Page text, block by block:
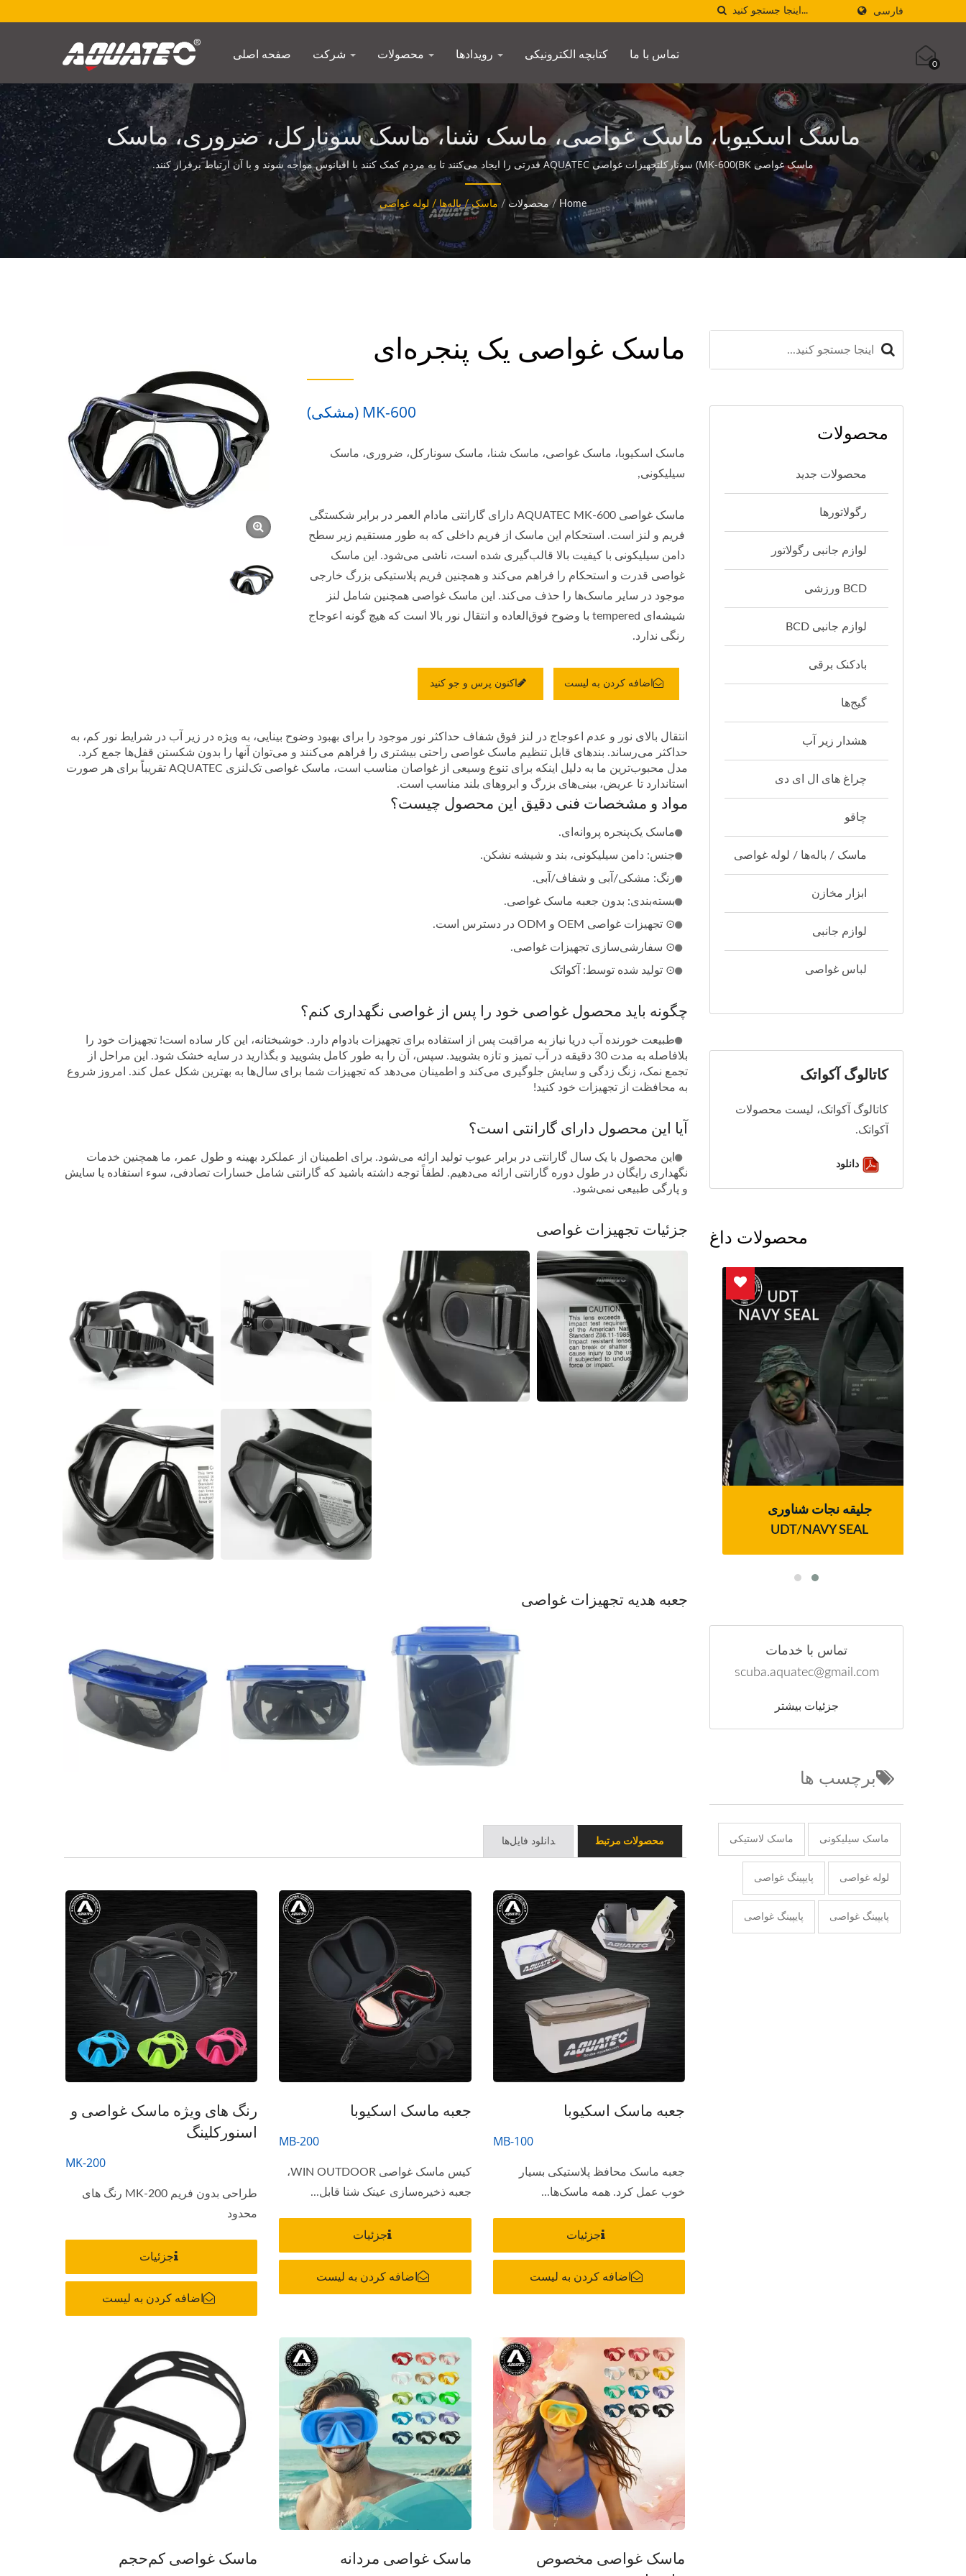
فارسی
صفحه اصلی کتابچه الکترونیکی تماس با ما
0
ماسک اسکیوبا، ماسک غواصی، ماسک شنا، ماسک سونارکل، ضروری، ماسک
سیلیکونی, | گیج‌های غواصی | تولیدکننده قطب‌نماهای زیر آب | SCUBA
AQUATEC
ماسک غواصی MK-600(BK) سونارکلتجهیزات غواصی AQUATEC قدرتی را ایجاد می‌کنند تا به مردم کمک کنند با اقیانوس مواجه شوند و با آن ارتباط برقرار کنند.
Home
/ محصولات / ماسک / باله‌ها / لوله غواصی
ماسک غواصی یک پنجره‌ای
MK-600 (مشکی)
ماسک اسکیوبا، ماسک غواصی، ماسک شنا، ماسک سونارکل، ضروری، ماسک
سیلیکونی,
ماسک غواصی AQUATEC MK-600 دارای گارانتی مادام العمر در برابر شکستگی
فریم و لنز است. استحکام این ماسک از فریم داخلی که به طور مستقیم زیر سطح
دامن سیلیکونی با کیفیت بالا قالب‌گیری شده است، ناشی می‌شود. این ماسک
غواصی قدرت و استحکام را فراهم می‌کند و همچنین فریم پلاستیکی بزرگ خارجی
موجود در سایر ماسک‌ها را حذف می‌کند. این ماسک غواصی همچنین شامل لنز
شیشه‌ای tempered با وضوح فوق‌العاده و انتقال نور بالا است که هیچ گونه اعوجاج
رنگی ندارد.
اضافه کردن به لیست اکنون پرس و جو کنید
انتقال بالای نور و عدم اعوجاج در لنز فوق شفاف حداکثر نور موجود را برای بهبود وضوح بینایی، به ویژه در زیر آب در شرایط نور کم، به
حداکثر می‌رساند. بندهای قابل تنظیم ماسک غواصی راحتی بیشتری را فراهم می‌کنند و می‌توان آنها را بدون شکستن قفل‌ها جمع کرد.
مدل محبوب‌ترین ما به دلیل اینکه برای تنوع وسیعی از غواصان مناسب است، ماسک غواصی تک‌لنزی AQUATEC تقریباً برای هر صورت
استاندارد تا عریض، بینی‌های بزرگ و ابروهای بلند مناسب است.
مواد و مشخصات فنی دقیق این محصول چیست؟
ماسک یک‌پنجره پروانه‌ای.
جنس: دامن سیلیکونی، بند و شیشه نشکن.
رنگ: مشکی/آبی و شفاف/آبی.
بسته‌بندی: بدون جعبه ماسک غواصی.
⊙ تجهیزات غواصی OEM و ODM در دسترس است.
⊙ سفارشی‌سازی تجهیزات غواصی.
⊙ تولید شده توسط: آکواتک
چگونه باید محصول غواصی خود را پس از غواصی نگهداری کنم؟
طبیعت خورنده آب دریا نیاز به مراقبت پس از استفاده برای تجهیزات بادوام دارد. خوشبختانه، این کار ساده است! تجهیزات خود را
بلافاصله به مدت 30 دقیقه در آب تمیز و تازه بشویید. سپس، آن را به طور کامل بشویید و بگذارید در سایه خشک شود. این مراحل از
تجمع نمک، زنگ زدگی و سایش جلوگیری می‌کند و اطمینان می‌دهد که تجهیزات شما برای سال‌ها به بهترین شکل عمل کند. امروز شروع
به محافظت از تجهیزات خود کنید!
آیا این محصول دارای گارانتی است؟
این محصول با یک سال گارانتی در برابر عیوب تولید ارائه می‌شود. برای اطمینان از عملکرد بهینه و طول عمر، ما همچنین خدمات
نگهداری رایگان در طول دوره گارانتی ارائه می‌دهیم. لطفاً توجه داشته باشید که گارانتی شامل خسارات تصادفی، سوء استفاده یا سایش
و پارگی طبیعی نمی‌شود.
جزئیات تجهیزات غواصی
جعبه هدیه تجهیزات غواصی
محصولات مرتبط دانلود فایل‌ها
جعبه ماسک اسکیوبا
MB-100
جعبه ماسک محافظ پلاستیکی بسیار
خوب عمل کرد. همه ماسک‌ها...
جزئیات
اضافه کردن به لیست
جعبه ماسک اسکیوبا
MB-200
کیس ماسک غواصی WIN OUTDOOR،
جعبه ذخیره‌سازی عینک شنا قابل...
جزئیات
اضافه کردن به لیست
رنگ های ویژه ماسک غواصی و
اسنورکلینگ
MK-200
طراحی بدون فریم MK-200 رنگ های
محدود
جزئیات
اضافه کردن به لیست
ماسک غواصی مخصوص
ماسک غواصی مردانه ماسک غواصی کم‌حجم
محصولات
محصولات جدید
رگولاتورها
لوازم جانبی رگولاتور
BCD ورزشی
لوازم جانبی BCD
بادکنک برقی
گیج‌ها
هشدار زیر آب
چراغ های ال ای دی
چاقو
ماسک / باله‌ها / لوله غواصی
ابزار مخازن
لوازم جانبی
لباس غواصی
کاتالوگ آکواتک
کاتالوگ آکواتک، لیست محصولات
آکواتک.
دانلود
محصولات داغ
سیستم رطوبت‌گیر فیلتر هوای
سری گاردین
جلیقه نجات شناوری
UDT/NAVY SEAL
جلیقه نجات شناوری
UDT/NAVY SEAL
تماس با خدمات
scuba.aquatec@gmail.com
جزئیات بیشتر
برچسب ها
ماسک سیلیکونی ماسک لاستیکی
لوله غواصی پایپینگ غواصی
پایپینگ غواصی پایپینگ غواصی